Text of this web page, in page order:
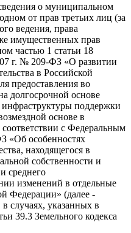
о муниципальном
от прав третьих лиц (за
ведения, права
имущественных прав
частью 1 статьи 18
г. № 209-ФЗ «О развитии
в Российской
предоставления во
долгосрочной основе
поддержки
основе в
с Федеральным
«Об особенностях
находящегося в
собственности и
среднего
изменений в отдельные
Федерации» (далее -
случаях, указанных в
39.3 Земельного кодекса